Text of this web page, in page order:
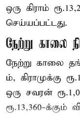
ஒரு கிராம்
செய்யப்பட்டது.
நேற்று காலை
நேற்று காலை
ம், கிராமுக்கு
ஒரு சவரன்
ரூ.13,360-